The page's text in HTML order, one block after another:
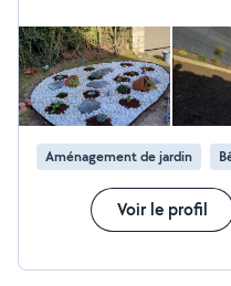
demande de conseil. Je
Nous acceptons
souhaitez, vous
d'impôt.
Aménagement de jardin
Voir le profil